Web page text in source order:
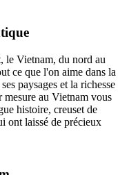
le Vietnam, du nord au
ce que l'on aime dans la
paysages et la richesse
mesure au Vietnam vous
histoire, creuset de
ont laissé de précieux